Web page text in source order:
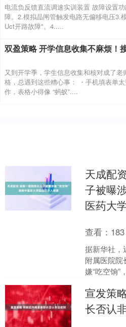
电流负反馈直流调速实训装置 故障设置
障。2.模拟晶闸管触发电路无偏移电压3.
Uct开路故障"。4.....
双盈策略 开学信息收集不麻烦！
又到开学季，学生信息收集和核对成了老
格，总遇到这些糟心事： ・手机填表单
作，表格小得像 “蚂蚁”....
天成配
子被曝
医药大
查看： 183
据新华社，
附属医院院
嫌“吃空饷”
药大学已经
宣发策
长否认